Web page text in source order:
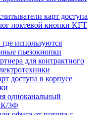
карт доступа
локтевой кнопки KFT
используются
пьезокнопки
для контрактного
доступа в корпусе
одноканальный
3Ф